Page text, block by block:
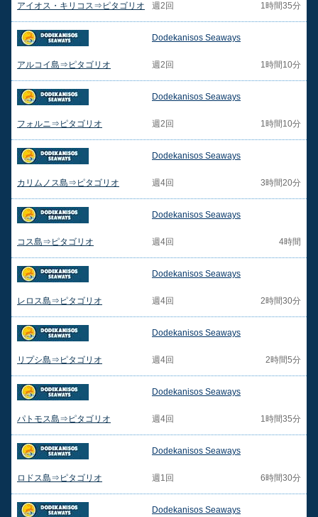
アイオス・キリコス⇒ピタゴリオ 週2回 1時間35分
Dodekanisos Seaways
アルコイ島⇒ピタゴリオ 週2回 1時間10分
Dodekanisos Seaways
フォルニ⇒ピタゴリオ 週2回 1時間10分
Dodekanisos Seaways
カリムノス島⇒ピタゴリオ 週4回 3時間20分
Dodekanisos Seaways
コス島⇒ピタゴリオ 週4回 4時間
Dodekanisos Seaways
レロス島⇒ピタゴリオ 週4回 2時間30分
Dodekanisos Seaways
リプシ島⇒ピタゴリオ 週4回 2時間5分
Dodekanisos Seaways
パトモス島⇒ピタゴリオ 週4回 1時間35分
Dodekanisos Seaways
ロドス島⇒ピタゴリオ 週1回 6時間30分
Dodekanisos Seaways